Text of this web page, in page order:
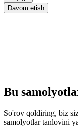
Davom etish
Bu
So'rov qoldiring, biz
samolyotlar tanlovini